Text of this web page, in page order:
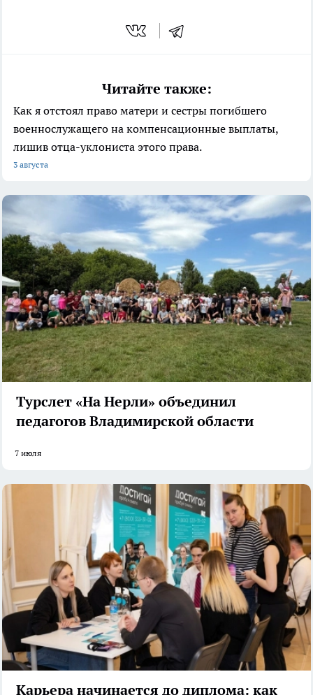
Читайте также:
Как я отстоял право матери и сестры погибшего
военнослужащего на компенсационные выплаты,
лишив отца-уклониста этого права.
3 августа
Турслет «На Нерли» объединил
педагогов Владимирской области
7 июля
Карьера начинается до диплома: как